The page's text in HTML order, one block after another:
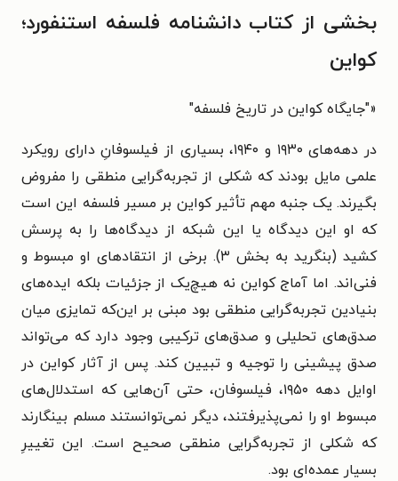
بخشی از کتاب دانشنامه فلسفه استنفورد؛
کواین
«"جایگاه کواین در تاریخ فلسفه"
در دهه‌های ۱۹۳۰ و ۱۹۴۰، بسیاری از فیلسوفانِ دارای رویکرد
علمی مایل بودند که شکلی از تجربه‌گرایی منطقی را مفروض
بگیرند. یک جنبه مهم تأثیر کواین بر مسیر فلسفه این است
که او این دیدگاه یا این شبکه از دیدگاه‌ها را به پرسش
کشید (بنگرید به بخش ۳). برخی از انتقادهای او مبسوط و
فنی‌اند. اما آماج کواین نه هیچ‌یک از جزئیات بلکه ایده‌های
بنیادین تجربه‌گرایی منطقی بود مبنی بر این‌که تمایزی میان
صدق‌های تحلیلی و صدق‌های ترکیبی وجود دارد که می‌تواند
صدق پیشینی را توجیه و تبیین کند. پس از آثار کواین در
اوایل دهه ۱۹۵۰، فیلسوفان، حتی آن‌هایی که استدلال‌های
مبسوط او را نمی‌پذیرفتند، دیگر نمی‌توانستند مسلم بینگارند
که شکلی از تجربه‌گرایی منطقی صحیح است. این تغییرِ
بسیار عمده‌ای بود.